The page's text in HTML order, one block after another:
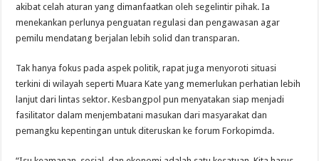
akibat celah aturan yang dimanfaatkan oleh segelintir pihak. Ia
menekankan perlunya penguatan regulasi dan pengawasan agar
pemilu mendatang berjalan lebih solid dan transparan.
Tak hanya fokus pada aspek politik, rapat juga menyoroti situasi
terkini di wilayah seperti Muara Kate yang memerlukan perhatian lebih
lanjut dari lintas sektor. Kesbangpol pun menyatakan siap menjadi
fasilitator dalam menjembatani masukan dari masyarakat dan
pemangku kepentingan untuk diteruskan ke forum Forkopimda.